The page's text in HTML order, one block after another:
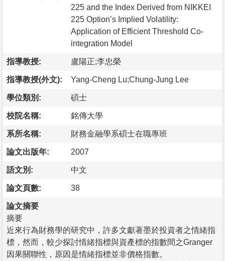
225 and the Index Derived from NIKKEI
225 Option’s Implied Volatility:
Application of Efficient Threshold Co-
integration Model
指導教授: 盧陽正;李忠榮
指導教授(外文): Yang-Cheng Lu;Chung-Jung Lee
學位類別: 碩士
校院名稱: 銘傳大學
系所名稱: 財務金融學系碩士在職專班
論文出版年: 2007
語文別: 中文
論文頁數: 38
論文摘要
摘要
近來行為財務學的研究中，許多文獻著墨於投資者之情緒指
標，然而，較少探討情緒指標與資產標的指數間之Granger
因果關聯性，原因是情緒指標並非價格指數。